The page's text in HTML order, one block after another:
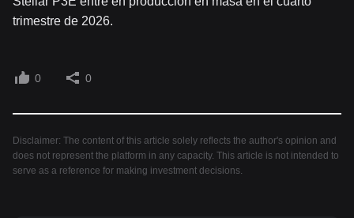
trimestre de 2026.
0 0
Disclaimer: The content of this article solely reflects the author's opinion and
does not represent the platform in any capacity. This article is not intended to
serve as a reference for making investment decisions.